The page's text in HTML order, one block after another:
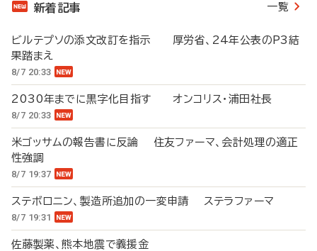
新着記事 一覧
ビルテプソの添文改訂を指示 厚労省、24年公表のP3結
果踏まえ
8/7 20:33
2030年までに黒字化目指す オンコリス・浦田社長
8/7 20:33
米ゴッサムの報告書に反論 住友ファーマ、会計処理の適正
性強調
8/7 19:37
ステボロニン、製造所追加の一変申請 ステラファーマ
8/7 19:31
佐藤製薬、熊本地震で義援金